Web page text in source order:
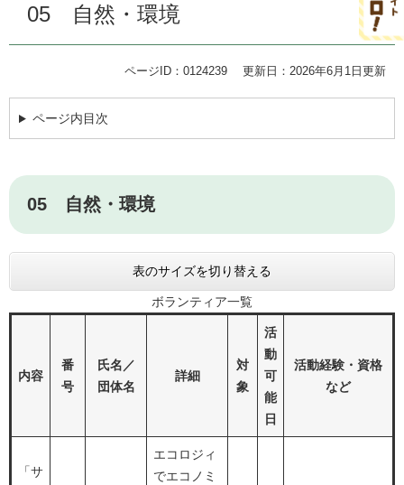
05 自然・環境
ページID：0124239 更新日：2026年6月1日更新
ページ内目次
05 自然・環境
表のサイズを切り替える
ボランティア一覧
内容
番
号
氏名／
団体名
詳細
対
象
活
動
可
能
日
活動経験・資格
など
「サ
エコロジィ
でエコノミ